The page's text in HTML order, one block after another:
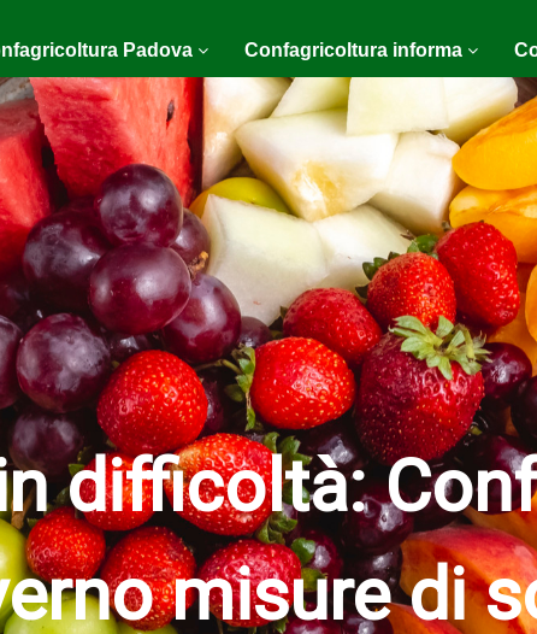
Padova Confagricoltura informa
nello